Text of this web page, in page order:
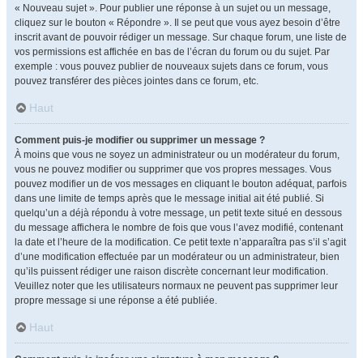
« Nouveau sujet ». Pour publier une réponse à un sujet ou un message,
cliquez sur le bouton « Répondre ». Il se peut que vous ayez besoin d’être
inscrit avant de pouvoir rédiger un message. Sur chaque forum, une liste de
vos permissions est affichée en bas de l’écran du forum ou du sujet. Par
exemple : vous pouvez publier de nouveaux sujets dans ce forum, vous
pouvez transférer des pièces jointes dans ce forum, etc.
Haut
Comment puis-je modifier ou supprimer un message ?
À moins que vous ne soyez un administrateur ou un modérateur du forum,
vous ne pouvez modifier ou supprimer que vos propres messages. Vous
pouvez modifier un de vos messages en cliquant le bouton adéquat, parfois
dans une limite de temps après que le message initial ait été publié. Si
quelqu’un a déjà répondu à votre message, un petit texte situé en dessous
du message affichera le nombre de fois que vous l’avez modifié, contenant
la date et l’heure de la modification. Ce petit texte n’apparaîtra pas s’il s’agit
d’une modification effectuée par un modérateur ou un administrateur, bien
qu’ils puissent rédiger une raison discrète concernant leur modification.
Veuillez noter que les utilisateurs normaux ne peuvent pas supprimer leur
propre message si une réponse a été publiée.
Haut